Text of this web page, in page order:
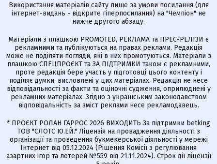
Використання матеріалів сайту лише за умови посилання (для
інтернет-видань - відкрите гіперпосилання) на "Чемпіон" не
нижче другого абзацу.
Матеріали з плашкою PROMOTED, РЕКЛАМА та ПРЕС-РЕЛІЗИ є
рекламними та публікуються на правах реклами. Редакція
може не поділяти погляди, які в них промотуються. Матеріали з
плашкою СПЕЦПРОЄКТ та ЗА ПІДТРИМКИ також є рекламними,
проте редакція бере участь у підготовці цього контенту і
поділяє думки, висловлені у цих матеріалах. Редакція не несе
відповідальності за факти та оціночні судження, оприлюднені у
рекламних матеріалах. Згідно з українським законодавством
відповідальність за зміст реклами несе рекламодавець.
* ПРОЄКТ РОЛАН ГАРРОС 2026 ВИХОДИТЬ За підтримки betking
ТОВ "СЛОТС Ю.ЕЙ." Ліцензія на провадження діяльності з
організації та проведення букмекерської діяльності у мережі
Інтернет від 05.12.2024 (Рішення Комісії з регулювання
азартних ігор та лотерей №559 від 21.11.2024). Строк дії ліцензії